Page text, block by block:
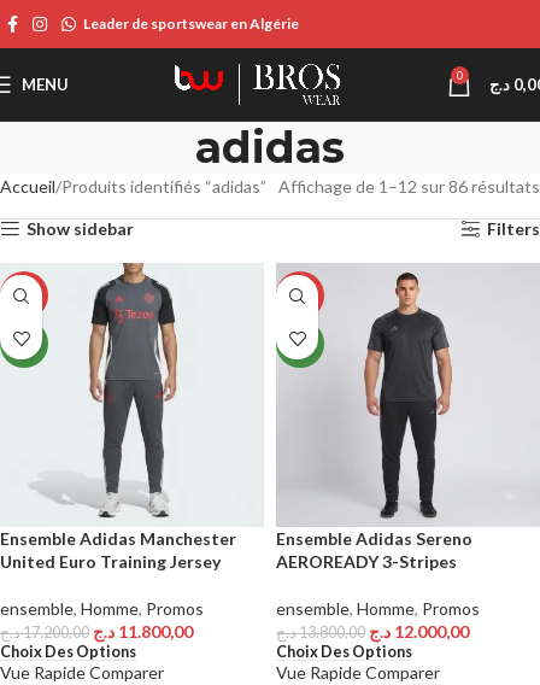
Leader de sportswear en Algérie
MENU 0 د.ج
adidas
Accueil Produits identifiés “adidas” Affichage de 1–12 sur 86 résultats
Show sidebar Filters
-31%
NEW
Ensemble Adidas Manchester
United Euro Training Jersey
ensemble, Homme, Promos
17.200,00د.ج 11.800,00 د.ج
Choix Des Options
Vue RapideComparer
-13%
NEW
Ensemble Adidas Sereno
AEROREADY 3-Stripes
ensemble, Homme, Promos
13.800,00د.ج 12.000,00 د.ج
Choix Des Options
Vue RapideComparer